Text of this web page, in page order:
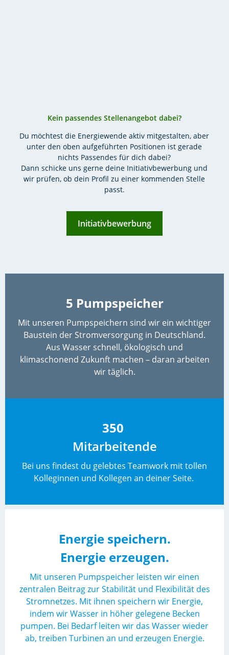
Kein passendes Stellenangebot dabei?
Du möchtest die Energiewende aktiv mitgestalten, aber
unter den oben aufgeführten Positionen ist gerade
nichts Passendes für dich dabei?
Dann schicke uns gerne deine Initiativbewerbung und
wir prüfen, ob dein Profil zu einer kommenden Stelle
passt.
Initiativbewerbung
5 Pumpspeicher
Mit unseren Pumpspeichern sind wir ein wichtiger
Baustein der Stromversorgung in Deutschland.
Aus Wasser schnell, ökologisch und
klimaschonend Zukunft machen – daran arbeiten
wir täglich.
350
Mitarbeitende
Bei uns findest du gelebtes Teamwork mit tollen
Kolleginnen und Kollegen an deiner Seite.
Energie speichern.
Energie erzeugen.
Mit unseren Pumpspeicher leisten wir einen
zentralen Beitrag zur Stabilität und Flexibilität des
Stromnetzes. Mit ihnen speichern wir Energie,
indem wir Wasser in höher gelegene Becken
pumpen. Bei Bedarf leiten wir das Wasser wieder
ab, treiben Turbinen an und erzeugen Energie.